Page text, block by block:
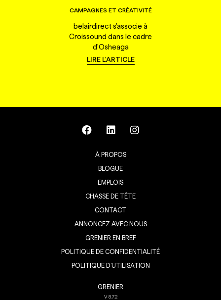
CAMPAGNES ET CRÉATIVITÉ
belairdirect s'associe à
Croissound dans le cadre
d'Osheaga
LIRE L'ARTICLE
À PROPOS
BLOGUE
EMPLOIS
CHASSE DE TÊTE
CONTACT
ANNONCEZ AVEC NOUS
GRENIER EN BREF
POLITIQUE DE CONFIDENTIALITÉ
POLITIQUE D’UTILISATION
GRENIER
V8.7.2